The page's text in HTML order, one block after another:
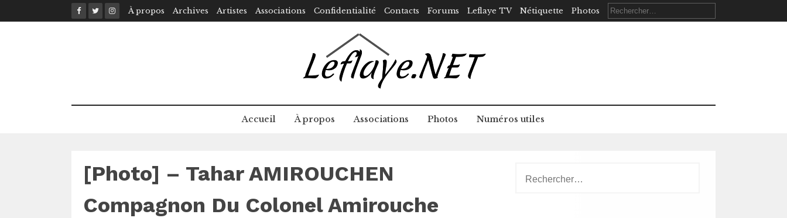
to
À propos Archives Artistes Associations Confidentialité Contacts Forums Leflaye TV Nétiquette Photos Rechercher :
Accueil À propos Associations Photos Numéros utiles
[Photo] – Tahar AMIROUCHEN
Compagnon Du Colonel Amirouche